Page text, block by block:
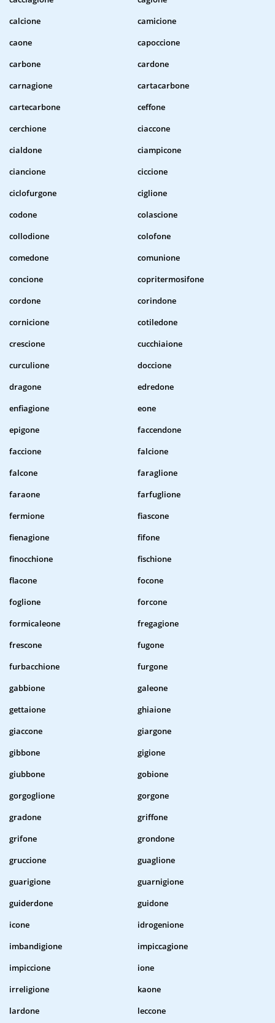
calcione
camicione
caone
capoccione
carbone
cardone
carnagione
cartacarbone
cartecarbone
ceffone
cerchione
ciaccone
cialdone
ciampicone
ciancione
ciccione
ciclofurgone
ciglione
codone
colascione
collodione
colofone
comedone
comunione
concione
copritermosifone
cordone
corindone
cornicione
cotiledone
crescione
cucchiaione
curculione
doccione
dragone
edredone
enfiagione
eone
epigone
faccendone
faccione
falcione
falcone
faraglione
faraone
farfuglione
fermione
fiascone
fienagione
fifone
finocchione
fischione
flacone
focone
foglione
forcone
formicaleone
fregagione
frescone
fugone
furbacchione
furgone
gabbione
galeone
gettaione
ghiaione
giaccone
giargone
gibbone
gigione
giubbone
gobione
gorgoglione
gorgone
gradone
griffone
grifone
grondone
gruccione
guaglione
guarigione
guarnigione
guiderdone
guidone
icone
idrogenione
imbandigione
impiccagione
impiccione
ione
irreligione
kaone
lardone
leccone